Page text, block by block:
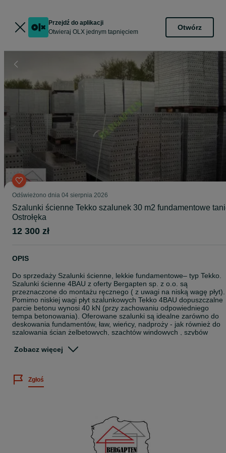
Przejdź do aplikacji
Otwieraj OLX jednym tapnięciem
Otwórz
Odświeżono dnia 04 sierpnia 2026
Szalunki ścienne Tekko szalunek 30 m2 fundamentowe
Ostrołęka
12 300 zł
OPIS
Do sprzedaży Szalunki ścienne, lekkie fundamentowe– typ Tekko.
Szalunki ścienne 4BAU z oferty Bergapten sp. z o.o. są
przeznaczone do montażu ręcznego ( z uwagi na niską wagę płyt).
Pomimo niskiej wagi płyt szalunkowych Tekko 4BAU dopuszczalne
parcie betonu wynosi 40 kN (przy zachowaniu odpowiedniego
tempa betonowania). Oferowane szalunki są idealne zarówno do
deskowania fundamentów, ław, wieńcy, nadproży - jak również do
szalowania ścian żelbetowych, szachtów windowych , szybów
Dane techniczne
Poszycie: sklejka brzozowa o grubości 12 mm z filmem
dwustronnym 220 g/mkw
Płyta szalunkowa 4BAU 90x120 -- 24 szt.
Płyta szalunkowa 4BAU 60x120 -- 2 szt.
Zobacz więcej
Zgłoś